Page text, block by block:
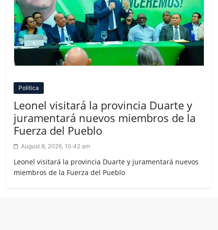
Politica
Leonel visitará la provincia Duarte y
juramentará nuevos miembros de la
Fuerza del Pueblo
August 8, 2026, 10:42 am
Leonel visitará la provincia Duarte y juramentará nuevos
miembros de la Fuerza del Pueblo